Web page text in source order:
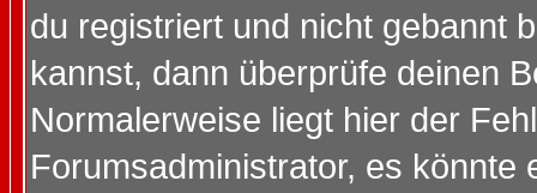
du registriert und nicht gebannt
kannst, dann überprüfe deinen
Normalerweise liegt hier der
Forumsadministrator, es könnte